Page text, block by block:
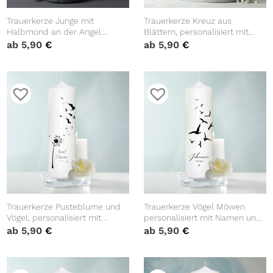
Trauerkerze Junge mit
Halbmond an der Angel
personalisiert mit Namen und
ab 5,90€
Trauerkerze Kreuz aus
Blättern, personalisiert mit
Namen und Datum,
ab 5,90 €
Trauerkerze Pusteblume und
Vögel, personalisiert mit
Namen und Datum
ab 5,90€
Trauerkerze Vögel Möwen
personalisiert mit Namen und
Datum Grabkerze Kerze
ab 5,90 €